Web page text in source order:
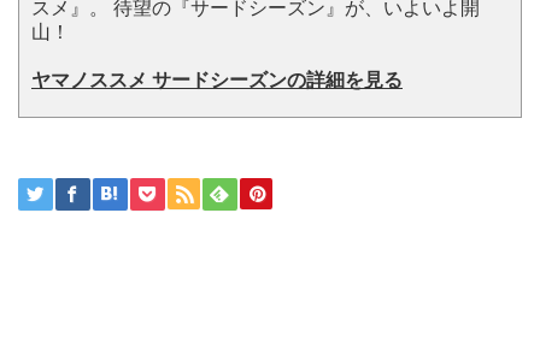
スメ』。 待望の『サードシーズン』が、いよいよ開
山！
ヤマノススメ サードシーズンの詳細を見る